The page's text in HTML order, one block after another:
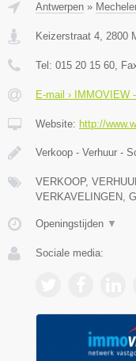
Antwerpen »
Keizerstraat 4, 2800
Tel: 015 20 15 60,
E-mail › IMMOVIEW
Website: http://
Verkoop - Verhuur -
VERKOOP,
VERKAVELINGEN,
Openingstijden ▼
Sociale media: